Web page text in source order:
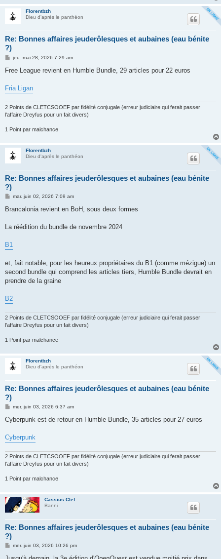
Florentbzh
Dieu d'après le panthéon
Re: Bonnes affaires jeuderôlesques et aubaines (eau bénite
?)
M
s
g
e
jeu. mai 28, 2026 7:29 am
Free League revient en Humble Bundle, 29 articles pour 22 euros
Fria Ligan
2 Points de CLETCSOOEF par fidélité conjugale (erreur judiciaire qui ferait passer
l'affaire Dreyfus pour un fait divers)
1 Point par malchance
Florentbzh
Dieu d'après le panthéon
Re: Bonnes affaires jeuderôlesques et aubaines (eau bénite
?)
M
s
g
mar. juin 02, 2026 7:09 am
Brancalonia revient en BoH, sous deux formes
La réédition du bundle de novembre 2024
B1
et, fait notable, pour les heureux propriétaires du B1 (comme mézigue) un
second bundle qui comprend les articles tiers, Humble Bundle devrait en
prendre de la graine
B2
2 Points de CLETCSOOEF par fidélité conjugale (erreur judiciaire qui ferait passer
l'affaire Dreyfus pour un fait divers)
1 Point par malchance
Florentbzh
Dieu d'après le panthéon
Re: Bonnes affaires jeuderôlesques et aubaines (eau bénite
?)
M
s
s
g
e
mer. juin 03, 2026 6:37 am
Cyberpunk est de retour en Humble Bundle, 35 articles pour 27 euros
Cyberpunk
2 Points de CLETCSOOEF par fidélité conjugale (erreur judiciaire qui ferait passer
l'affaire Dreyfus pour un fait divers)
1 Point par malchance
Cassius Clef
Banni
Re: Bonnes affaires jeuderôlesques et aubaines (eau bénite
?)
M
s
mer. juin 03, 2026 10:26 pm